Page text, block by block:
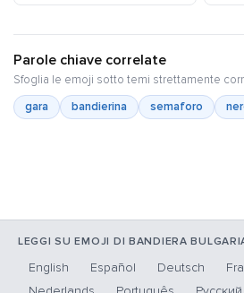
Parole chiave correlate
Sfoglia le emoji sotto temi strettamente
gara
bandierina semaforo
LEGGI SU EMOJI DI BANDIERA
English Español Deutsch